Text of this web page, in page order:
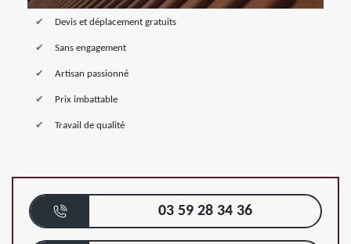
Devis et déplacement gratuits
Sans engagement
Artisan passionné
Prix imbattable
Travail de qualité
03 59 28 34 36